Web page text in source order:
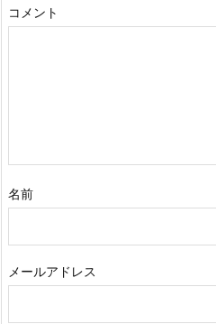
コメント
名前
メールアドレス